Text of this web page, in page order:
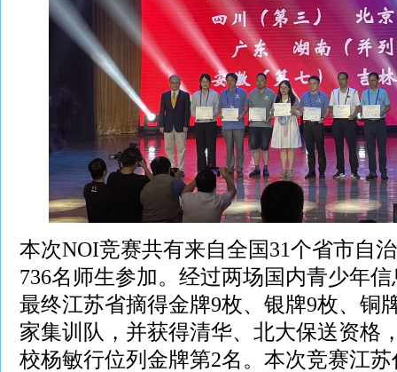
本次NOI竞赛共有来自全国31个省市自
736名师生参加。经过两场国内青少年
最终江苏省摘得金牌9枚、银牌9枚、铜
家集训队，并获得清华、北大保送资格
校杨敏行位列金牌第2名。本次竞赛江